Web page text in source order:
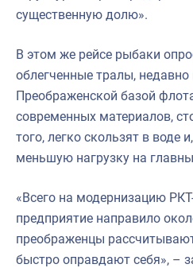
существенную долю».
В этом же рейсе рыбаки
облегченные тралы,
Преображенской базой
современных материалов,
того, легко скользят в воде
меньшую нагрузку на
«Всего на модернизацию
предприятие направило
преображенцы
быстро оправдают себя», –